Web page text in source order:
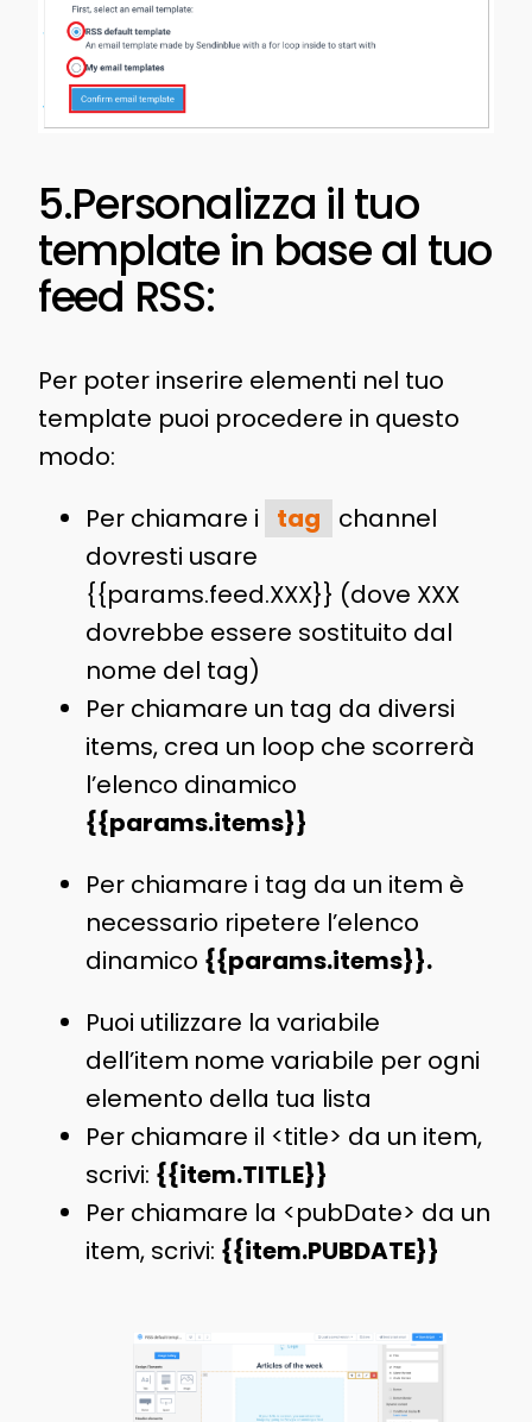
5.Personalizza il tuo
template in base al tuo
feed RSS:
Per poter inserire elementi nel tuo
template puoi procedere in questo
modo:
Per chiamare i
tag
channel
dovresti usare
{{params.feed.XXX}} (dove XXX
dovrebbe essere sostituito dal
nome del tag)
Per chiamare un tag da diversi
items, crea un loop che scorrerà
l’elenco dinamico
{{params.items}}
Per chiamare i tag da un item è
necessario ripetere l’elenco
dinamico {{params.items}}.
Puoi utilizzare la variabile
dell’item nome variabile per ogni
elemento della tua lista
Per chiamare il <title> da un item,
scrivi: {{item.TITLE}}
Per chiamare la <pubDate> da un
item, scrivi: {{item.PUBDATE}}